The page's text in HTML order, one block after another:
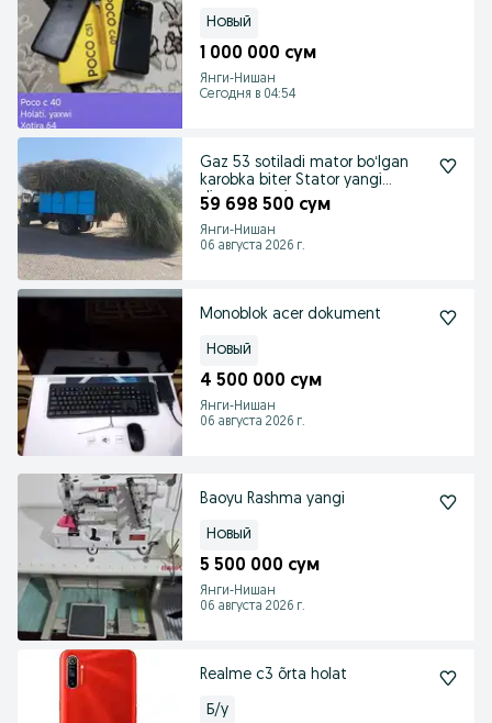
Новый
1 000 000 сум
Янги-Нишан
Сегодня в 04:54
Gaz 53 sotiladi mator boʻlgan
karobka biter Stator yangi
dinam yangi
59 698 500 сум
Янги-Нишан
06 августа 2026 г.
Monoblok acer dokument
Новый
4 500 000 сум
Янги-Нишан
06 августа 2026 г.
Baoyu Rashma yangi
Новый
5 500 000 сум
Янги-Нишан
06 августа 2026 г.
Realme c3 õrta holat
Б/у